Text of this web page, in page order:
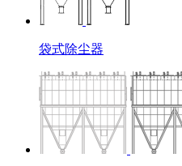
袋式除尘器